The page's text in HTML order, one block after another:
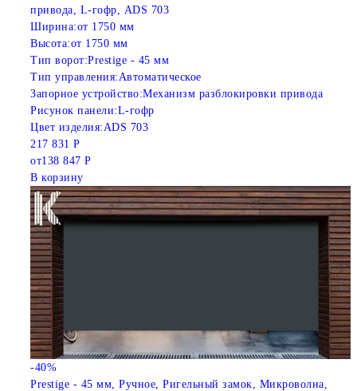
привода, L-гофр, ADS 703
Ширина:от 1750 мм
Высота:от 1750 мм
Тип ворот:Prestige - 45 мм
Тип управления: Автоматическое
Запорное устройство:Механизм разблокировки привода
Рисунок панели:L-гофр
Цвет изделия: ADS 703
217 831 Р
от138 847 Р
В корзину
-40%
Prestige - 45 мм, Ручное, Ригельный замок, Микроволна,